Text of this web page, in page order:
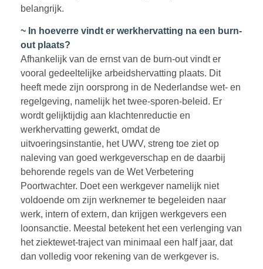
belangrijk.
~ In hoeverre vindt er werkhervatting na een burn-
out plaats?
Afhankelijk van de ernst van de burn-out vindt er
vooral gedeeltelijke arbeidshervatting plaats. Dit
heeft mede zijn oorsprong in de Nederlandse wet- en
regelgeving, namelijk het twee-sporen-beleid. Er
wordt gelijktijdig aan klachtenreductie en
werkhervatting gewerkt, omdat de
uitvoeringsinstantie, het UWV, streng toe ziet op
naleving van goed werkgeverschap en de daarbij
behorende regels van de Wet Verbetering
Poortwachter. Doet een werkgever namelijk niet
voldoende om zijn werknemer te begeleiden naar
werk, intern of extern, dan krijgen werkgevers een
loonsanctie. Meestal betekent het een verlenging van
het ziektewet-traject van minimaal een half jaar, dat
dan volledig voor rekening van de werkgever is.